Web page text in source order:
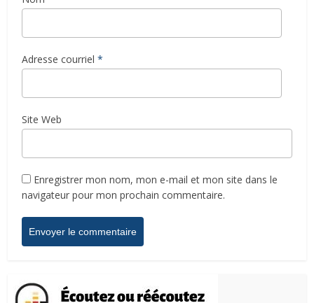
Adresse courriel *
Site Web
Enregistrer mon nom, mon e-mail et mon site dans le
navigateur pour mon prochain commentaire.